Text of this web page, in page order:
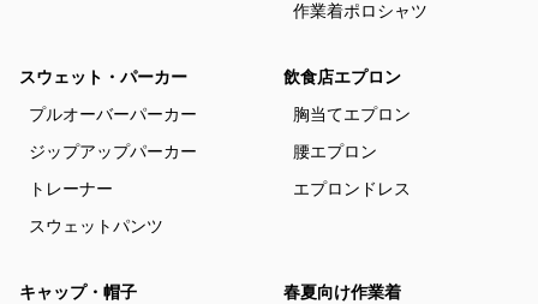
作業着ポロシャツ
スウェット・パーカー
プルオーバーパーカー
ジップアップパーカー
トレーナー
スウェットパンツ
飲食店エプロン
胸当てエプロン
腰エプロン
エプロンドレス
キャップ・帽子
春夏向け作業着